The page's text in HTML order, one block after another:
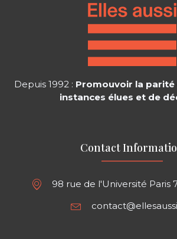
Depuis 1992 : Promouvoir la
instances élues et de
Contact
98 rue de l'Université Paris